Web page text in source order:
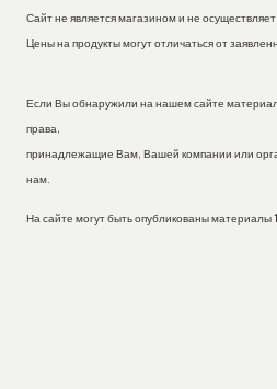
Сайт не является магазином и не
Цены на продукты могут отличаться от
Если Вы обнаружили на нашем сайте
права,
принадлежащие Вам, Вашей компании или
нам.
На сайте могут быть опубликованы материалы